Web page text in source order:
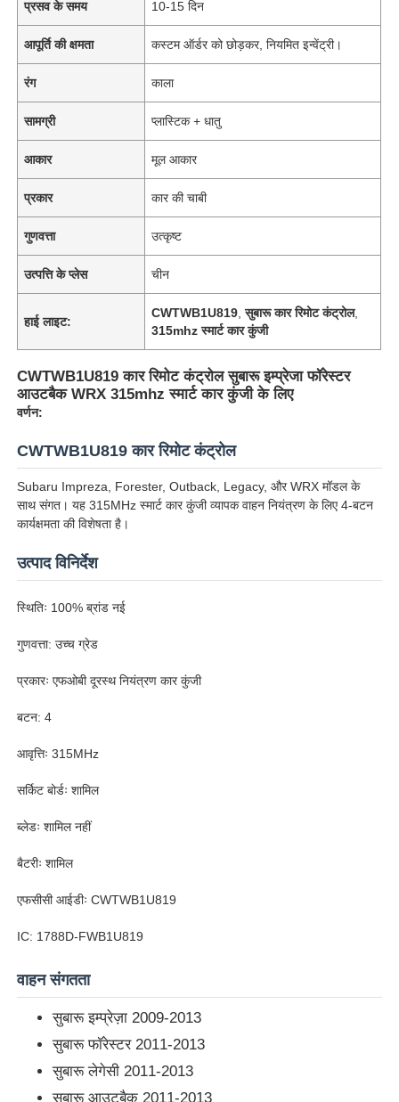
प्रसव के समय 10-15 दिन
आपूर्ति की क्षमता कस्टम ऑर्डर को छोड़कर, नियमित इन्वेंट्री।
रंग काला
सामग्री प्लास्टिक + धातु
आकार मूल आकार
प्रकार कार की चाबी
गुणवत्ता उत्कृष्ट
उत्पत्ति के प्लेस चीन
हाई लाइट:
CWTWB1U819 ,सुबारू कार रिमोट कंट्रोल,
315mhz स्मार्ट कार कुंजी
CWTWB1U819 कार रिमोट कंट्रोल सुबारू इम्प्रेजा फॉरेस्टर
आउटबैक WRX 315mhz स्मार्ट कार कुंजी के लिए
वर्णन:
CWTWB1U819 कार रिमोट कंट्रोल
Subaru Impreza, Forester, Outback, Legacy, और WRX मॉडल के
साथ संगत। यह 315MHz स्मार्ट कार कुंजी व्यापक वाहन नियंत्रण के लिए 4-बटन
कार्यक्षमता की विशेषता है।
उत्पाद विनिर्देश
स्थितिः 100% ब्रांड नई
गुणवत्ता: उच्च ग्रेड
प्रकारः एफओबी दूरस्थ नियंत्रण कार कुंजी
बटन: 4
आवृत्तिः 315MHz
सर्किट बोर्डः शामिल
ब्लेडः शामिल नहीं
बैटरीः शामिल
एफसीसी आईडीः CWTWB1U819
IC: 1788D-FWB1U819
वाहन संगतता
सुबारू इम्प्रेज़ा 2009-2013
सुबारू फॉरेस्टर 2011-2013
सुबारू लेगेसी 2011-2013
सुबारू आउटबैक 2011-2013